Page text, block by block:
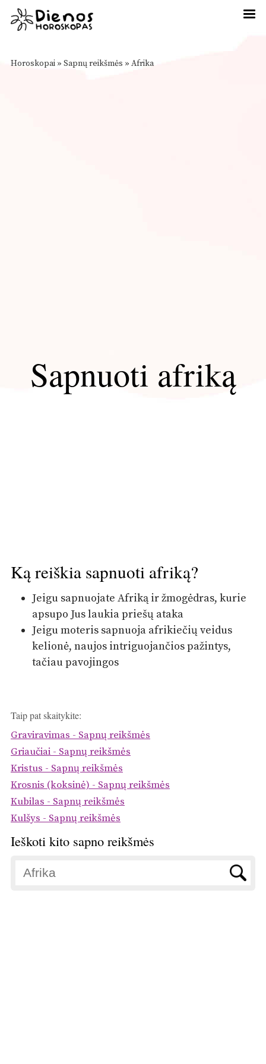
Horoskopai » Sapnų reikšmės » Afrika
Sapnuoti afriką
Ką reiškia sapnuoti afriką?
Jeigu sapnuojate Afriką ir žmogėdras, kurie
apsupo Jus laukia priešų ataka
Jeigu moteris sapnuoja afrikiečių veidus
kelionė, naujos intriguojančios pažintys,
tačiau pavojingos
Taip pat skaitykite:
Graviravimas - Sapnų reikšmės
Griaučiai - Sapnų reikšmės
Kristus - Sapnų reikšmės
Krosnis (koksinė) - Sapnų reikšmės
Kubilas - Sapnų reikšmės
Kulšys - Sapnų reikšmės
Ieškoti kito sapno reikšmės